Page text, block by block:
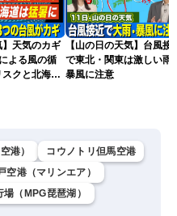
】天気のカギ
よる風の循
クと北海道
【山の日の天気】台風接
で東北・関東は激しい雨
暴風に注意
港）
コウノトリ但馬空港
空港（マリンエア）
（MPG琵琶湖）